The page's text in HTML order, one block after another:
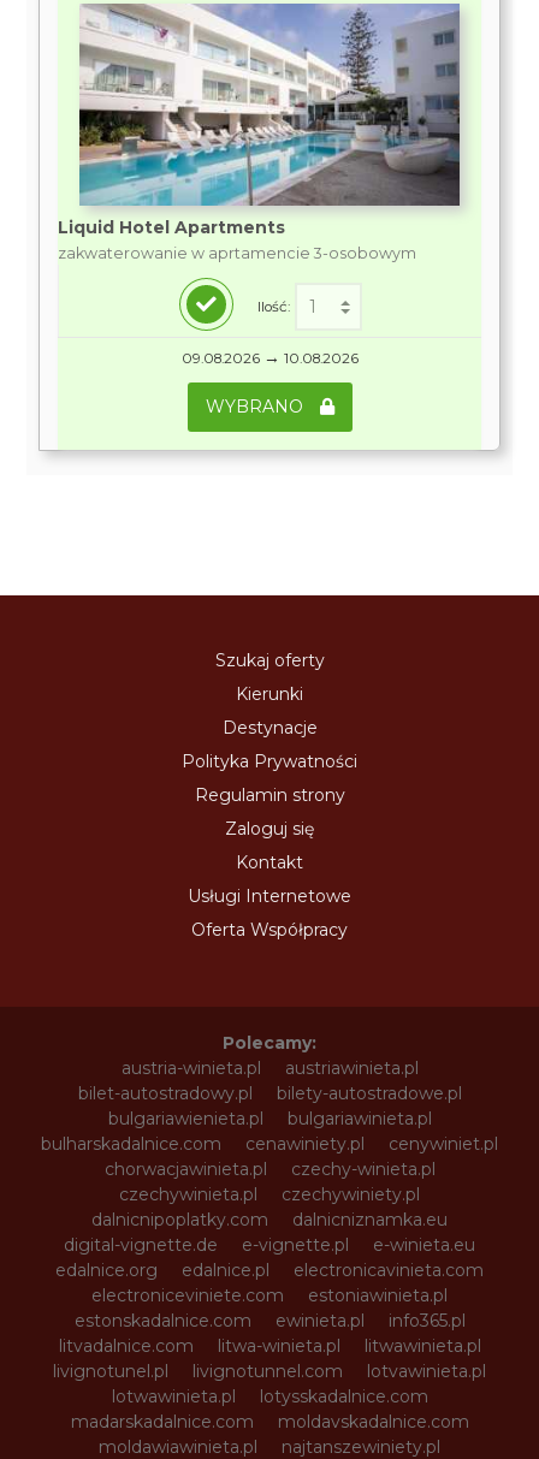
Liquid Hotel Apartments
zakwaterowanie w aprtamencie 3-osobowym
Ilość:
09.08.2026 → 10.08.2026
WYBRANO
Szukaj oferty
Kierunki
Destynacje
Polityka Prywatności
Regulamin strony
Zaloguj się
Kontakt
Usługi Internetowe
Oferta Współpracy
Polecamy:
austria-winieta.pl
austriawinieta.pl
bilet-autostradowy.pl
bilety-autostradowe.pl
bulgariawienieta.pl
bulgariawinieta.pl
bulharskadalnice.com
cenawiniety.pl
cenywiniet.pl
chorwacjawinieta.pl
czechy-winieta.pl
czechywinieta.pl
czechywiniety.pl
dalnicnipoplatky.com
dalnicniznamka.eu
digital-vignette.de
e-vignette.pl
e-winieta.eu
edalnice.org
edalnice.pl
electronicavinieta.com
electroniceviniete.com
estoniawinieta.pl
estonskadalnice.com
ewinieta.pl
info365.pl
litvadalnice.com
litwa-winieta.pl
litwawinieta.pl
livignotunel.pl
livignotunnel.com
lotvawinieta.pl
lotwawinieta.pl
lotysskadalnice.com
madarskadalnice.com
moldavskadalnice.com
moldawiawinieta.pl
najtanszewiniety.pl